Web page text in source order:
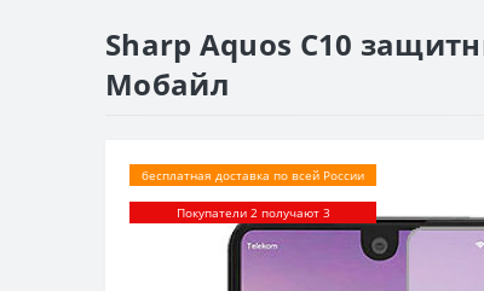
Sharp Aquos C10
Мобайл
бесплатная доставка по всей России
Покупатели 2 получают 3